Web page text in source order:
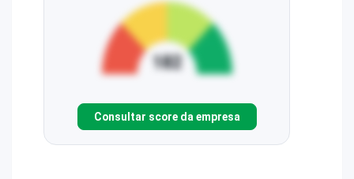
Consultar score da empresa